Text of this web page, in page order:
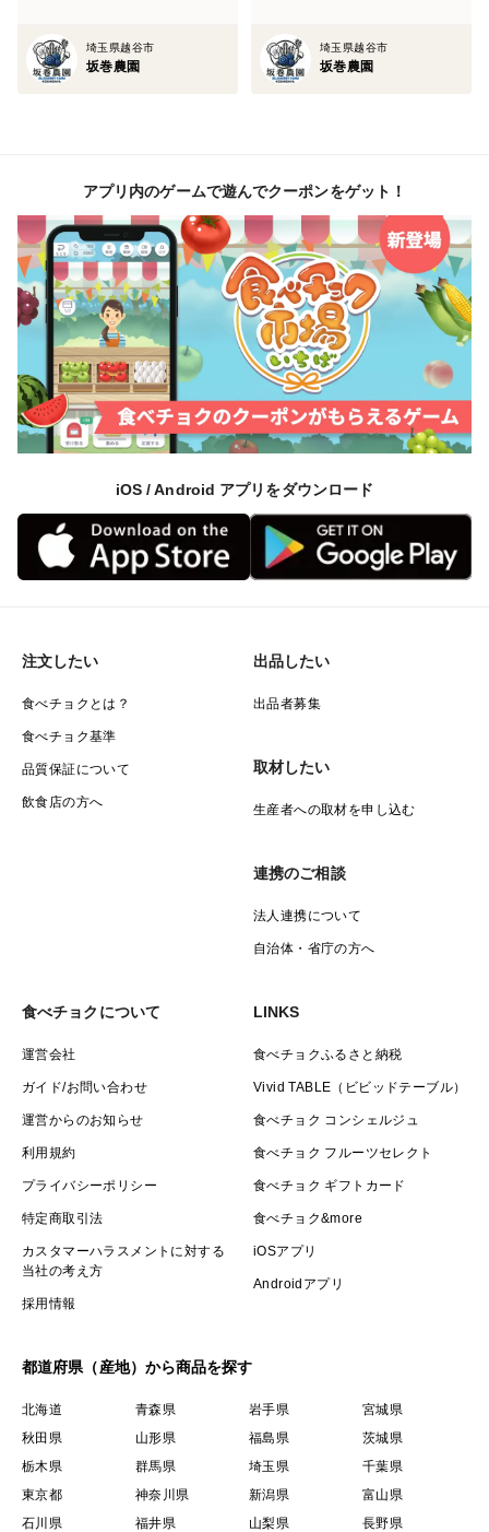
埼玉県越谷市
坂巻農園
埼玉県越谷市
坂巻農園
アプリ内のゲームで遊んでクーポンをゲット！
iOS / Android アプリをダウンロード
注文したい
食べチョクとは？
食べチョク基準
品質保証について
飲食店の方へ
出品したい
出品者募集
取材したい
生産者への取材を申し込む
連携のご相談
法人連携について
自治体・省庁の方へ
食べチョクについて
運営会社
ガイド/お問い合わせ
運営からのお知らせ
利用規約
プライバシーポリシー
特定商取引法
カスタマーハラスメントに対する
当社の考え方
採用情報
LINKS
食べチョクふるさと納税
Vivid TABLE（ビビッドテーブル）
食べチョク コンシェルジュ
食べチョク フルーツセレクト
食べチョク ギフトカード
食べチョク&more
iOSアプリ
Androidアプリ
都道府県（産地）から商品を探す
北海道 青森県 岩手県
宮城県
秋田県
山形県 福島県
茨城県
栃木県
群馬県 埼玉県
千葉県
東京都
神奈川県 新潟県
富山県
石川県
福井県 山梨県 長野県